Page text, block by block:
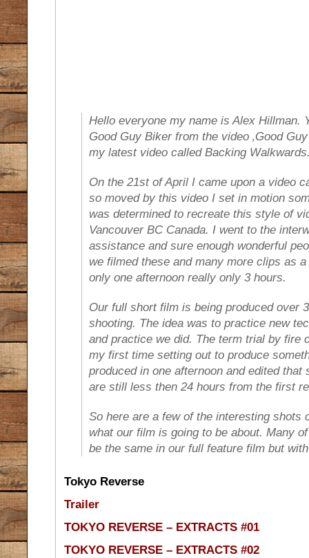
Hello everyone my name is Alex Hillman.
Good Guy Biker from the video ‚Good
my latest video called Backing
On the 21st of April I came upon a video
so moved by this video I set in motion
was determined to recreate this style of
Vancouver BC Canada. I went to the
assistance and sure enough wonderful
we filmed these and many more clips as
only one afternoon really only 3 hours.
Our full short film is being produced over
shooting. The idea was to practice new
and practice we did. The term trial by fire
my first time setting out to produce
produced in one afternoon and edited
are still less then 24 hours from the first
So here are a few of the interesting shots
what our film is going to be about. Many
be the same in our full feature film but
Tokyo Reverse
Trailer
TOKYO REVERSE – EXTRACTS #01
TOKYO REVERSE – EXTRACTS #02